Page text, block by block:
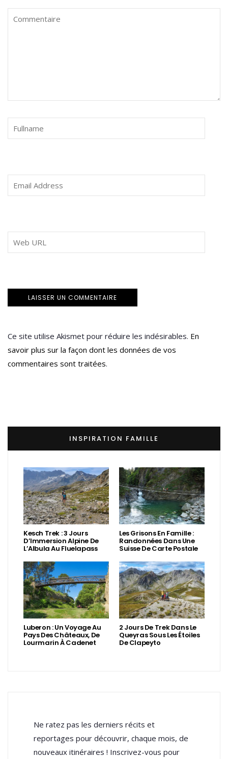
Ce site utilise Akismet pour réduire les indésirables. En
savoir plus sur la façon dont les données de vos
commentaires sont traitées.
INSPIRATION FAMILLE
Kesch Trek : 3 Jours
D’Immersion Alpine De
L’Albula Au Fluelapass
Les Grisons En Famille :
Randonnées Dans Une
Suisse De Carte Postale
Luberon : Un Voyage Au
Pays Des Châteaux, De
Lourmarin À Cadenet
2 Jours De Trek Dans Le
Queyras Sous Les Étoiles
De Clapeyto
Ne ratez pas les derniers récits et
reportages pour découvrir, chaque mois, de
nouveaux itinéraires ! Inscrivez-vous pour